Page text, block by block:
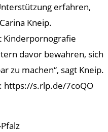
erfahren,
Kneip.
Kinderpornografie
davor bewahren, sich
zu machen“, sagt Kneip.
https://s.rlp.de/7coQO